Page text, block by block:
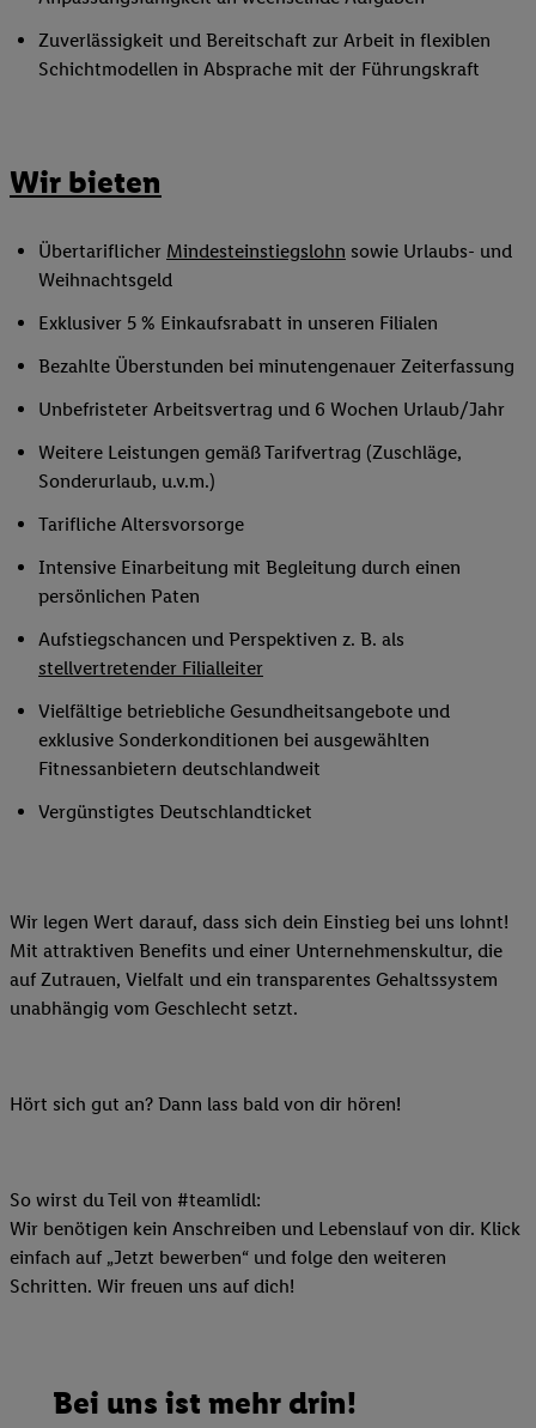
Zuverlässigkeit und Bereitschaft zur Arbeit in flexiblen
Schichtmodellen in Absprache mit der Führungskraft
Wir bieten
Übertariflicher Mindesteinstiegslohn sowie Urlaubs- und
Weihnachtsgeld
Exklusiver 5 % Einkaufsrabatt in unseren Filialen
Bezahlte Überstunden bei minutengenauer Zeiterfassung
Unbefristeter Arbeitsvertrag und 6 Wochen Urlaub/Jahr
Weitere Leistungen gemäß Tarifvertrag (Zuschläge,
Sonderurlaub, u.v.m.)
Tarifliche Altersvorsorge
Intensive Einarbeitung mit Begleitung durch einen
persönlichen Paten
Aufstiegschancen und Perspektiven z. B. als
stellvertretender Filialleiter
Vielfältige betriebliche Gesundheitsangebote und
exklusive Sonderkonditionen bei ausgewählten
Fitnessanbietern deutschlandweit
Vergünstigtes Deutschlandticket
Wir legen Wert darauf, dass sich dein Einstieg bei uns lohnt!
Mit attraktiven Benefits und einer Unternehmenskultur, die
auf Zutrauen, Vielfalt und ein transparentes Gehaltssystem
unabhängig vom Geschlecht setzt.
Hört sich gut an? Dann lass bald von dir hören!
So wirst du Teil von #teamlidl:
Wir benötigen kein Anschreiben und Lebenslauf von dir. Klick
einfach auf „Jetzt bewerben“ und folge den weiteren
Schritten. Wir freuen uns auf dich!
Bei uns ist mehr drin!